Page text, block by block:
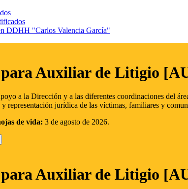
DDHH "Carlos Valencia García"
Auxiliar de Litigio
a la Dirección y a las diferentes coordinaciones del
representación jurídica de las víctimas, familiares y
de vida: 3 de agosto de 2026.
Auxiliar de Litigio